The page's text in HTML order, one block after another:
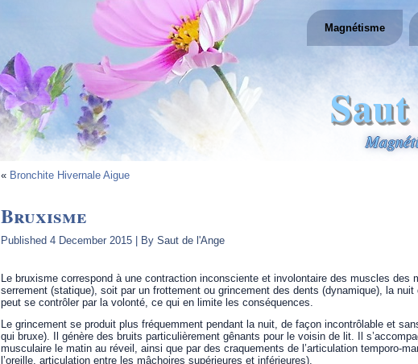
Magnétisme
« Bronchite Hivernale Aigue
Bruxisme
Published 4 December 2015 By Saut de l'Ange
Le bruxisme correspond à une contraction inconsciente et involontaire des muscles des
serrement (statique), soit par un frottement ou grincement des dents (dynamique), la
peut se contrôler par la volonté, ce qui en limite les conséquences.
Le grincement se produit plus fréquemment pendant la nuit, de façon incontrôlable et
qui bruxe). Il génère des bruits particulièrement gênants pour le voisin de lit. Il
musculaire le matin au réveil, ainsi que par des craquements de l’articulation temporo-
l’oreille, articulation entre les mâchoires supérieures et inférieures).